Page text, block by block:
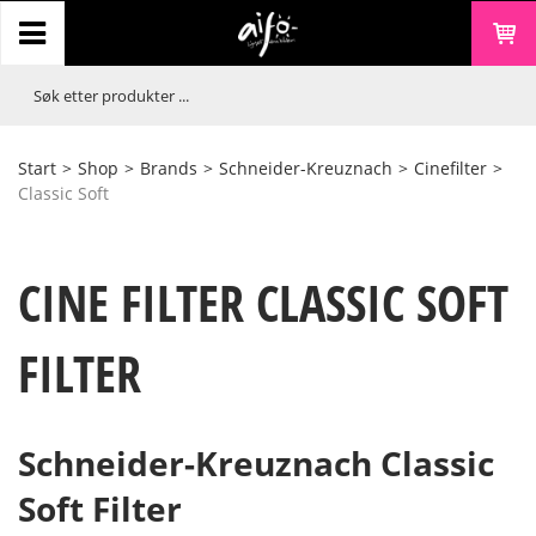
Start > Shop > Brands > Schneider-Kreuznach > Cinefilter >
Classic Soft
CINE FILTER CLASSIC SOFT
FILTER
Schneider-Kreuznach Classic
Soft Filter